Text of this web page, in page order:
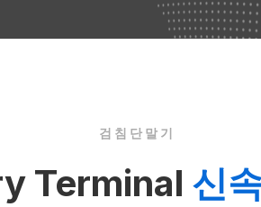
검침단말기
Terminal 신